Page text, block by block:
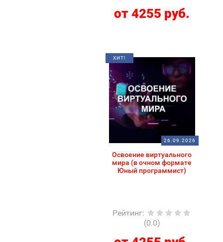
от 4255 руб.
ХИТ!
26.09.2026
Освоение виртуального
мира (в очном формате
Юный программист)
Рейтинг:
(0.0)